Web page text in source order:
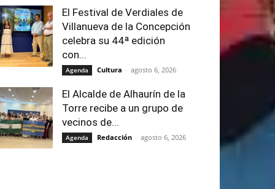
El Festival de Verdiales de
Villanueva de la Concepción
celebra su 44ª edición
con...
Agenda Cultura - agosto 6, 2026
El Alcalde de Alhaurín de la
Torre recibe a un grupo de
vecinos de...
Agenda Redacción - agosto 6, 2026